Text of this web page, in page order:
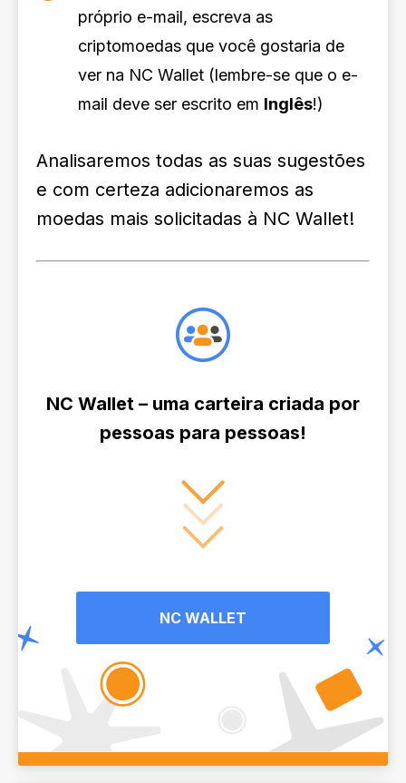
próprio e-mail, escreva as
criptomoedas que você gostaria de
ver na NC Wallet (lembre-se que o e-
mail deve ser escrito em Inglês!)
Analisaremos todas as suas sugestões
e com certeza adicionaremos as
moedas mais solicitadas à NC Wallet!
NC Wallet – uma carteira criada por
pessoas para pessoas!
NC WALLET